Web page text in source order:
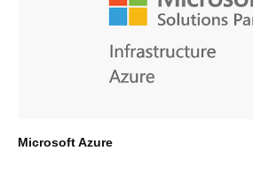
Microsoft Azure